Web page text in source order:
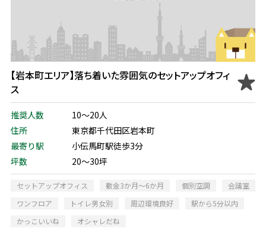
【岩本町エリア】落ち着いた雰囲気のセットアップオフィ
ス
推奨人数
10～20人
住所
東京都千代田区岩本町
最寄り駅
小伝馬町駅徒歩3分
坪数
20～30坪
セットアップオフィス 敷金3か月～6か月 個別空調
会議室
ワンフロア
トイレ男女別 周辺環境良好
駅から5分以内
かっこいいね
オシャレだね